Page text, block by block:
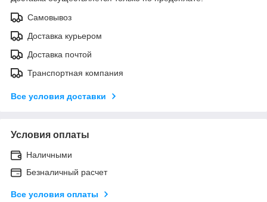
Самовывоз
Доставка курьером
Доставка почтой
Транспортная компания
Все условия доставки
Условия оплаты
Наличными
Безналичный расчет
Все условия оплаты